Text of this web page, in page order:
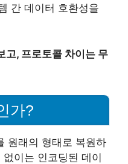
간 데이터 호환성을
고, 프로토콜 차이는 무
가?
원래의 형태로 복원하
이는 인코딩된 데이